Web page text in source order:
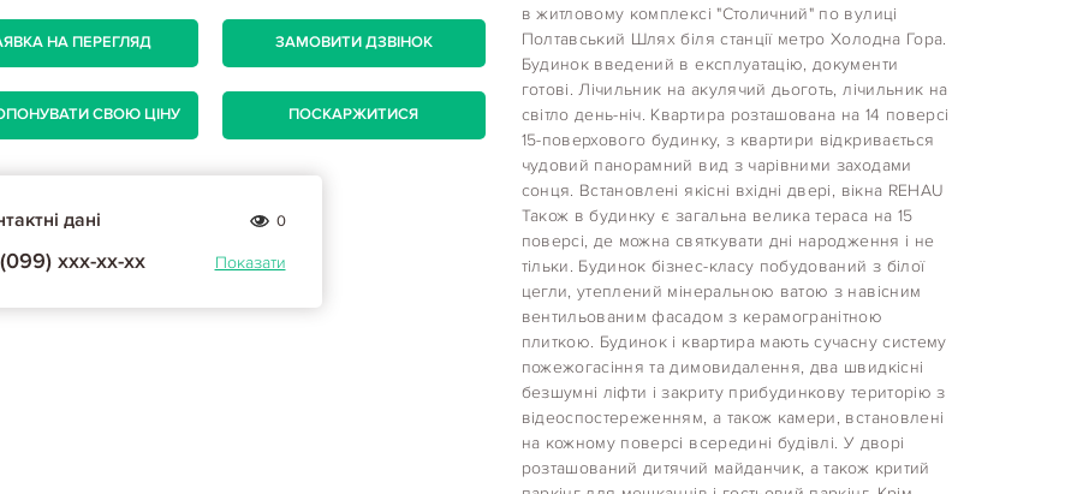
НА ПЕРЕГЛЯД ЗАМОВИТИ ДЗВІНОК
СВОЮ ЦІНУ ПОСКАРЖИТИСЯ
дані 0
(099) ххх-хх-хх Показати
в житловому комплексі "Столичний" по вулиці
Полтавський Шлях біля станції метро Холодна Гора.
Будинок введений в експлуатацію, документи
готові. Лічильник на акулячий дьоготь, лічильник на
світло день-ніч. Квартира розташована на 14 поверсі
15-поверхового будинку, з квартири відкривається
чудовий панорамний вид з чарівними заходами
сонця. Встановлені якісні вхідні двері, вікна REHAU
Також в будинку є загальна велика тераса на 15
поверсі, де можна святкувати дні народження і не
тільки. Будинок бізнес-класу побудований з білої
цегли, утеплений мінеральною ватою з навісним
вентильованим фасадом з керамогранітною
плиткою. Будинок і квартира мають сучасну систему
пожежогасіння та димовидалення, два швидкісні
безшумні ліфти і закриту прибудинкову територію з
відеоспостереженням, а також камери, встановлені
на кожному поверсі всередині будівлі. У дворі
розташований дитячий майданчик, а також критий